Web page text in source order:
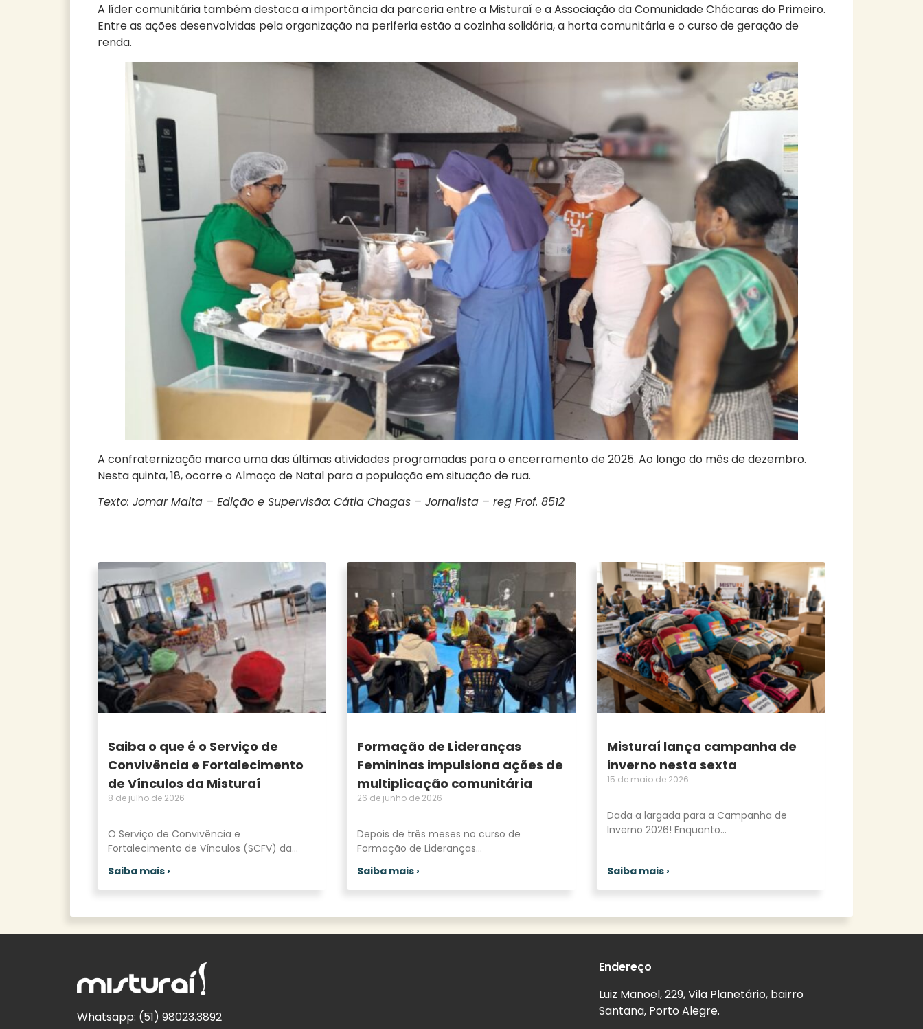
A líder comunitária também destaca a importância da parceria entre a Misturaí e a Associação da Comunidade Chácaras do Primeiro.
Entre as ações desenvolvidas pela organização na periferia estão a cozinha solidária, a horta comunitária e o curso de geração de
renda.
A confraternização marca uma das últimas atividades programadas para o encerramento de 2025. Ao longo do mês de dezembro.
Nesta quinta, 18, ocorre o Almoço de Natal para a população em situação de rua.
Texto: Jomar Maita – Edição e Supervisão: Cátia Chagas – Jornalista – reg Prof. 8512
Saiba o que é o Serviço de
Convivência e Fortalecimento
de Vínculos da Misturaí
8 de julho de 2026
O Serviço de Convivência e
Fortalecimento de Vínculos (SCFV) da
Saiba mais ›
Formação de Lideranças
Femininas impulsiona ações de
multiplicação comunitária
26 de junho de 2026
Depois de três meses no curso de
Formação de Lideranças
Saiba mais ›
Misturaí lança campanha de
inverno nesta sexta
15 de maio de 2026
Dada a largada para a Campanha de
Inverno 2026! Enquanto
Saiba mais ›
Whatsapp: (51) 98023.3892
Endereço
Luiz Manoel, 229, Vila Planetário, bairro
Santana, Porto Alegre.